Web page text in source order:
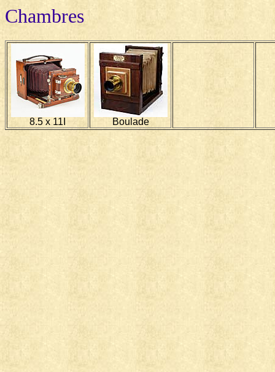
Chambres
8.5 x 11I Boulade